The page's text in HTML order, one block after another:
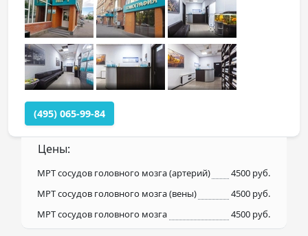
(495) 065-99-84
Цены:
МРТ сосудов головного мозга (артерий)
4500 руб.
МРТ сосудов головного мозга (вены)
4500 руб.
МРТ сосудов головного мозга
4500 руб.